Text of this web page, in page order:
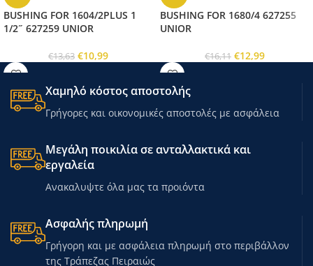
BUSHING FOR 1604/2PLUS 1
1/2˝ 627259 UNIOR
€13,63 €10,99
BUSHING FOR 1680/4 627255
UNIOR
€16,11 €12,99
Χαμηλό κόστος αποστολής
Γρήγορες και οικονομικές αποστολές με ασφάλεια
Μεγάλη ποικιλία σε ανταλλακτικά και
εργαλεία
Ανακαλυψτε όλα μας τα προιόντα
Ασφαλής πληρωμή
Γρήγορη και με ασφάλεια πληρωμή στο περιβάλλον
της Τράπεζας Πειραιώς